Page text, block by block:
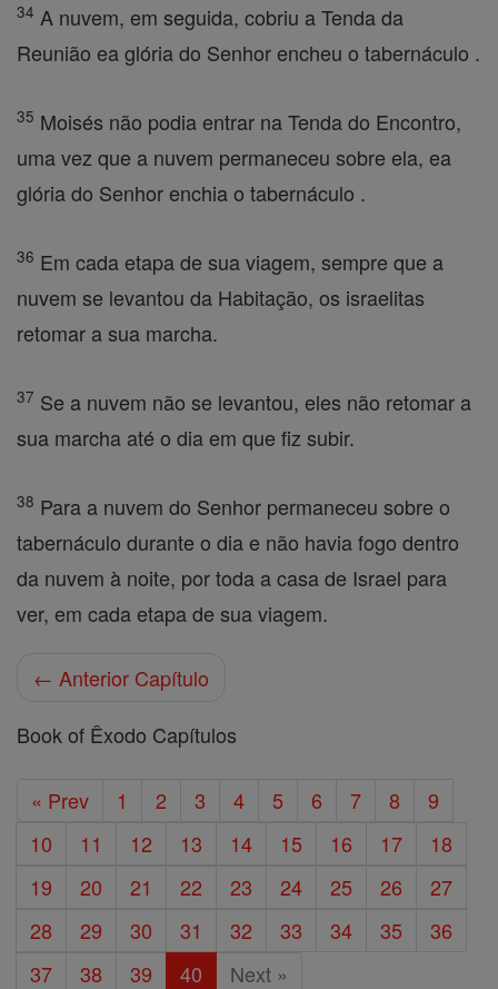
34 A nuvem, em seguida, cobriu a Tenda da
Reunião ea glória do Senhor encheu o tabernáculo .
35 Moisés não podia entrar na Tenda do Encontro,
uma vez que a nuvem permaneceu sobre ela, ea
glória do Senhor enchia o tabernáculo .
36 Em cada etapa de sua viagem, sempre que a
nuvem se levantou da Habitação, os israelitas
retomar a sua marcha.
37 Se a nuvem não se levantou, eles não retomar a
sua marcha até o dia em que fiz subir.
38 Para a nuvem do Senhor permaneceu sobre o
tabernáculo durante o dia e não havia fogo dentro
da nuvem à noite, por toda a casa de Israel para
ver, em cada etapa de sua viagem.
← Anterior Capítulo
Book of Êxodo Capítulos
« Prev 1 2 3 4 5 6 7 8
9
10
11 12 13 14 15 16 17
18
19
20 21 22 23 24 25 26
27
28
29 30 31 32 33 34 35
36
37
38 39 40 Next »